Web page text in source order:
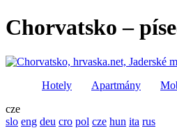
Chorvatsko –
Hotely Apartmány
cze
slo eng deu cro pol cze hun ita rus